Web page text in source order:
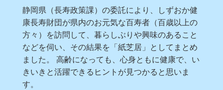
静岡県（長寿政策課）の委託により、しずおか健
康長寿財団が県内のお元気な百寿者（百歳以上の
方々）を訪問して、暮らしぶりや興味のあること
などを伺い、その結果を「紙芝居」としてまとめ
ました。 高齢になっても、心身ともに健康で、い
きいきと活躍できるヒントが見つかると思いま
す。